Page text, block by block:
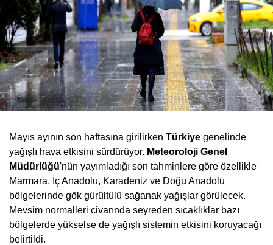
Mayıs ayının son haftasına girilirken Türkiye genelinde
yağışlı hava etkisini sürdürüyor. Meteoroloji Genel
Müdürlüğü'nün yayımladığı son tahminlere göre özellikle
Marmara, İç Anadolu, Karadeniz ve Doğu Anadolu
bölgelerinde gök gürültülü sağanak yağışlar görülecek.
Mevsim normalleri civarında seyreden sıcaklıklar bazı
bölgelerde yükselse de yağışlı sistemin etkisini koruyacağı
belirtildi.